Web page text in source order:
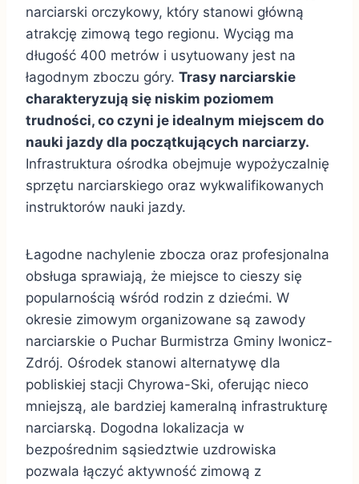
narciarski orczykowy, który stanowi główną
atrakcję zimową tego regionu. Wyciąg ma
długość 400 metrów i usytuowany jest na
łagodnym zboczu góry. Trasy narciarskie
charakteryzują się niskim poziomem
trudności, co czyni je idealnym miejscem do
nauki jazdy dla początkujących narciarzy.
Infrastruktura ośrodka obejmuje wypożyczalnię
sprzętu narciarskiego oraz wykwalifikowanych
instruktorów nauki jazdy.
Łagodne nachylenie zbocza oraz profesjonalna
obsługa sprawiają, że miejsce to cieszy się
popularnością wśród rodzin z dziećmi. W
okresie zimowym organizowane są zawody
narciarskie o Puchar Burmistrza Gminy Iwonicz-
Zdrój. Ośrodek stanowi alternatywę dla
pobliskiej stacji Chyrowa-Ski, oferując nieco
mniejszą, ale bardziej kameralną infrastrukturę
narciarską. Dogodna lokalizacja w
bezpośrednim sąsiedztwie uzdrowiska
pozwala łączyć aktywność zimową z